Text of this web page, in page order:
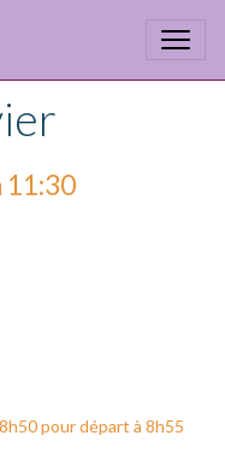
11:30
pour départ à 8h55